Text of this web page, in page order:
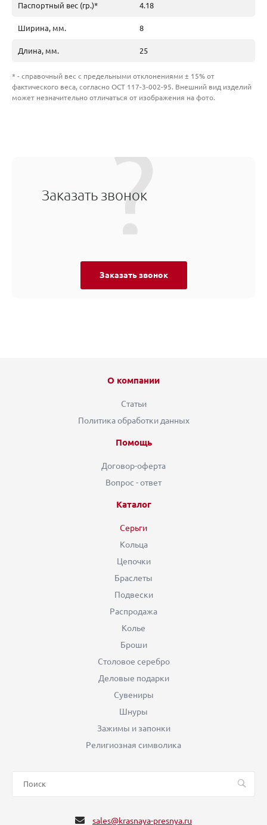
Паспортный вес (гр.)* 4.18
Ширина, мм. 8
Длина, мм. 25
* - справочный вес с предельными отклонениями ± 15% от
фактического веса, согласно ОСТ 117-3-002-95. Внешний вид изделий
может незначительно отличаться от изображения на фото.
Заказать звонок
Заказать звонок
О компании
Статьи
Политика обработки данных
Помощь
Договор-оферта
Вопрос - ответ
Каталог
Серьги
Кольца
Цепочки
Браслеты
Подвески
Распродажа
Колье
Броши
Столовое серебро
Деловые подарки
Сувениры
Шнуры
Зажимы и запонки
Религиозная символика
sales@krasnaya-presnya.ru